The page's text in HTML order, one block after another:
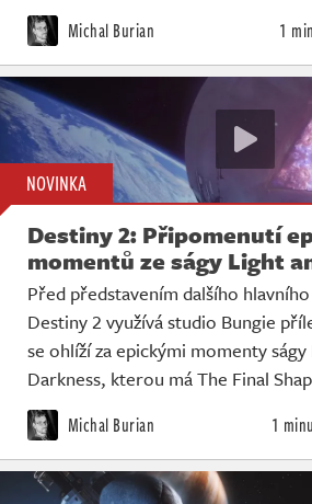
Michal Burian 1
NOVINKA
Destiny 2: Připomenutí
momentů ze ságy Light
Před představením dalšího
Destiny 2 využívá studio Bungie
se ohlíží za epickými momenty
Darkness, kterou má The Final
Michal Burian 1